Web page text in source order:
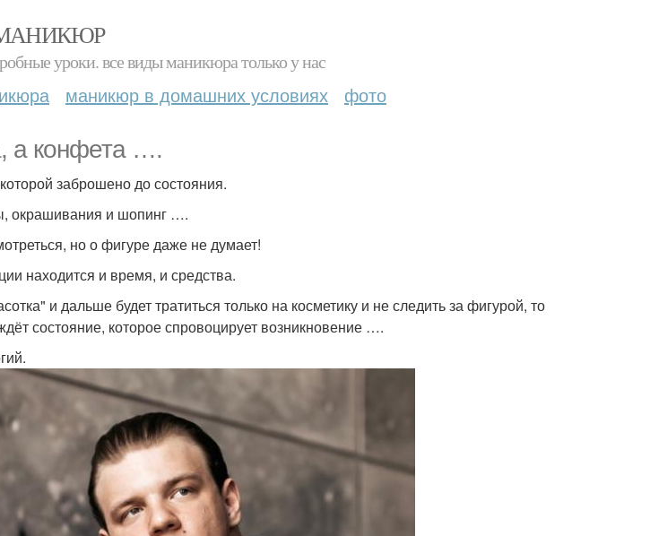
уроки. все виды маникюра только у нас
маникюр в домашних условиях фото
а конфета ….
заброшено до состояния.
окрашивания и шопинг ….
но о фигуре даже не думает!
находится и время, и средства.
и дальше будет тратиться только на косметику и не следить за фигурой, то
состояние, которое спровоцирует возникновение ….